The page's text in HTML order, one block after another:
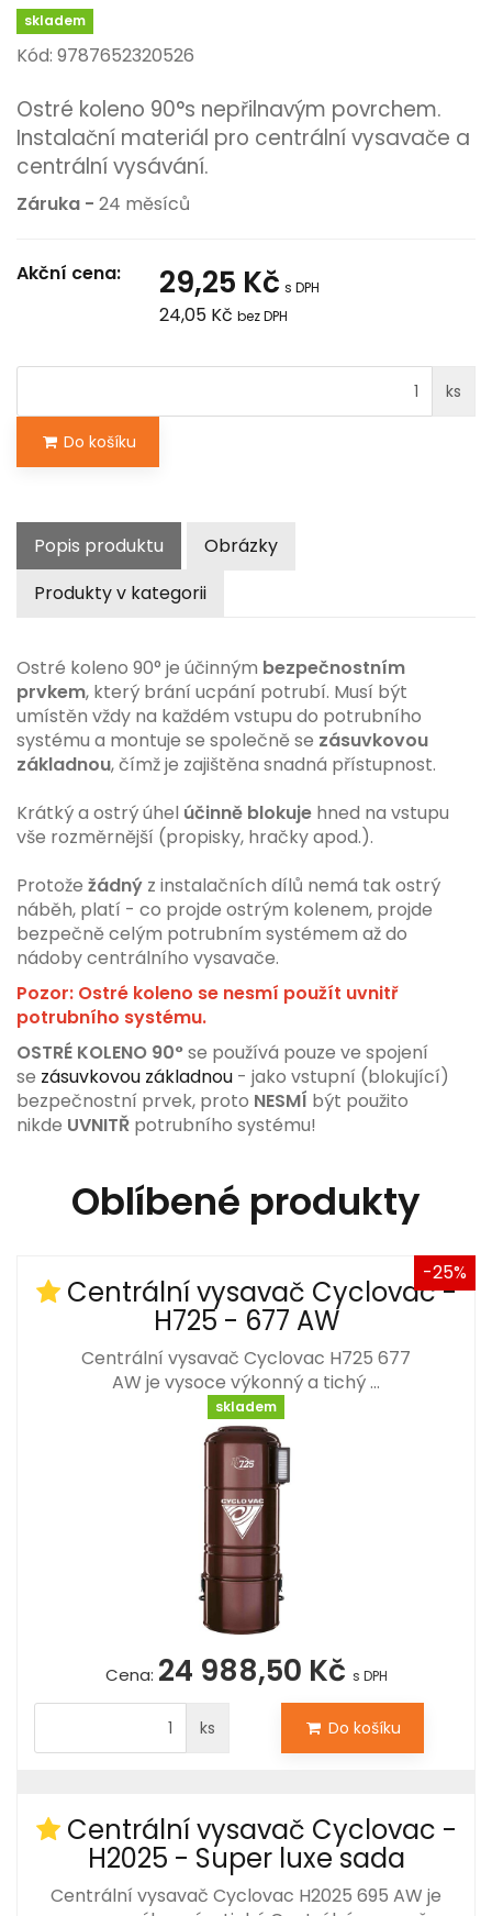
skladem
Kód: 9787652320526
Ostré koleno 90°s nepřilnavým povrchem.
Instalační materiál pro centrální vysavače a
centrální vysávání.
Záruka - 24 měsíců
Akční cena: 29,25 Kč s DPH
24,05 Kč bez DPH
ks
Do košíku
Popis produktu
Obrázky
Produkty v kategorii
Ostré koleno 90° je účinným bezpečnostním
prvkem, který brání ucpání potrubí. Musí být
umístěn vždy na každém vstupu do potrubního
systému a montuje se společně se zásuvkovou
základnou, čímž je zajištěna snadná přístupnost.
Krátký a ostrý úhel účinně blokuje hned na vstupu
vše rozměrnější (propisky, hračky apod.).
Protože žádný z instalačních dílů nemá tak ostrý
náběh, platí - co projde ostrým kolenem, projde
bezpečně celým potrubním systémem až do
nádoby centrálního vysavače.
Pozor: Ostré koleno se nesmí použít uvnitř
potrubního systému.
OSTRÉ KOLENO 90°se používá pouze ve spojení
se zásuvkovou základnou - jako vstupní (blokující)
bezpečnostní prvek, proto NESMÍ být použito
nikde UVNITŘ potrubního systému!
Oblíbené produkty
-25%
Centrální vysavač Cyclovac -
H725 - 677 AW
Centrální vysavač Cyclovac H725 677
AW je vysoce výkonný a tichý …
skladem
Cena: 24 988,50 Kč s DPH
ks Do košíku
Centrální vysavač Cyclovac -
H2025 - Super luxe sada
Centrální vysavač Cyclovac H2025 695 AW je